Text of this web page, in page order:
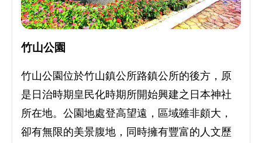
竹山公園
竹山公園位於竹山鎮公所路鎮公所的後方，原
是日治時期皇民化時期所開始興建之日本神社
所在地。公園地處登高望遠，區域雖非頗大，
卻有無限的美景腹地，同時擁有豐富的人文歷